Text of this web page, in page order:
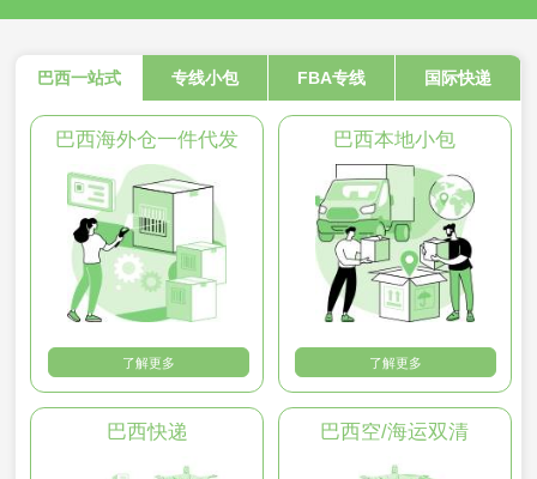
巴西一站式 专线小包 FBA专线 国际快递
巴西海外仓一件代发
了解更多
巴西本地小包
了解更多
巴西快递 巴西空/海运双清